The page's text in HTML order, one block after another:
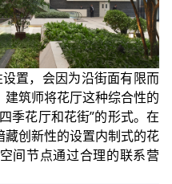
置，会因为沿街面有限而
筑师将花厅这种综合性的
季花厅和花街”的形式。在
创新性的设置内制式的花
间节点通过合理的联系营